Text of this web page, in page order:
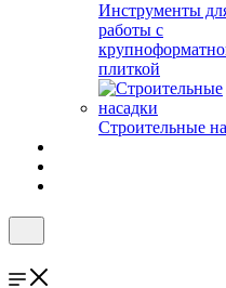
Инструменты
работы с
плиткой
Строительные